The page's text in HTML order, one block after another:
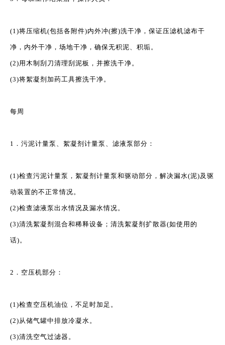
(1)将压缩机(包括各附件)内外冲(擦)洗干净，保证压滤机滤布干
净，内外干净，场地干净，确保无积泥、积垢。
(2)用木制刮刀清理刮泥板，并擦洗干净。
(3)将絮凝剂加药工具擦洗干净。
每周
1．污泥计量泵、絮凝剂计量泵、滤液泵部分：
(1)检查污泥计量泵，絮凝剂计量泵和驱动部分，解决漏水(泥)及驱
动装置的不正常情况。
(2)检查滤液泵出水情况及漏水情况。
(3)清洗絮凝剂混合和稀释设备；清洗絮凝剂扩散器(如使用的
话)。
2．空压机部分：
(1)检查空压机油位，不足时加足。
(2)从储气罐中排放冷凝水。
(3)清洗空气过滤器。